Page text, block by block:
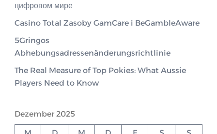
цифровом мире
Casino Total Zasoby GamCare i BeGambleAware
5Gringos
Abhebungsadressenänderungsrichtlinie
The Real Measure of Top Pokies: What Aussie
Players Need to Know
Dezember 2025